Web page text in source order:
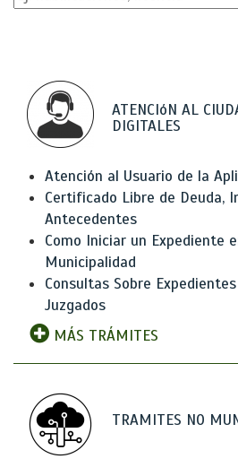
ATENCIóN AL
DIGITALES
Atención al Usuario de la
Certificado Libre de Deuda,
Antecedentes
Como Iniciar un Expediente
Municipalidad
Consultas Sobre
Juzgados
MÁS TRÁMITES
TRAMITES NO